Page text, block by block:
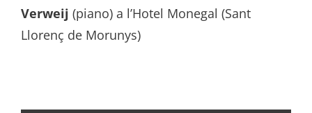
Verweij (piano) a l’Hotel Monegal (Sant
Llorenç de Morunys)